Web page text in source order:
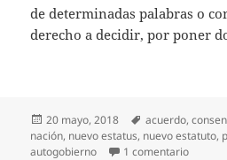
de determinadas palabras o
derecho a decidir, por poner
Publicado
el
20 mayo, 2018 Etiquetas
acuerdo,
nación, nuevo estatus, nuevo estatuto,
autogobierno
1 comentarioen